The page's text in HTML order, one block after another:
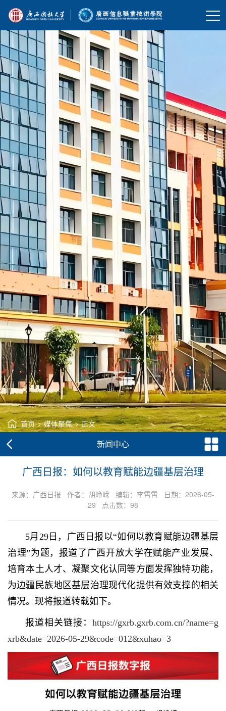
首页 > 媒体聚焦 > 正文
新闻中心
广西日报：如何以教育赋能边疆基层治理
来源：广西日报 作者：胡峥嵘 编辑：李霄霄 日期：2026-05-
29 点击数： 98
5月29日， 广西日报以“如何以教育赋能边疆基层
治理”为题，报道了广西开放大学在赋能产业发展、
培育本土人才、凝聚文化认同等方面发挥独特功能，
为边疆民族地区基层治理现代化提供有效支撑的相关
情况。现将报道转载如下。
报道相关链接： https://gxrb.gxrb.com.cn/?name=g
xrb&date=2026-05-29&code=012&xuhao=3